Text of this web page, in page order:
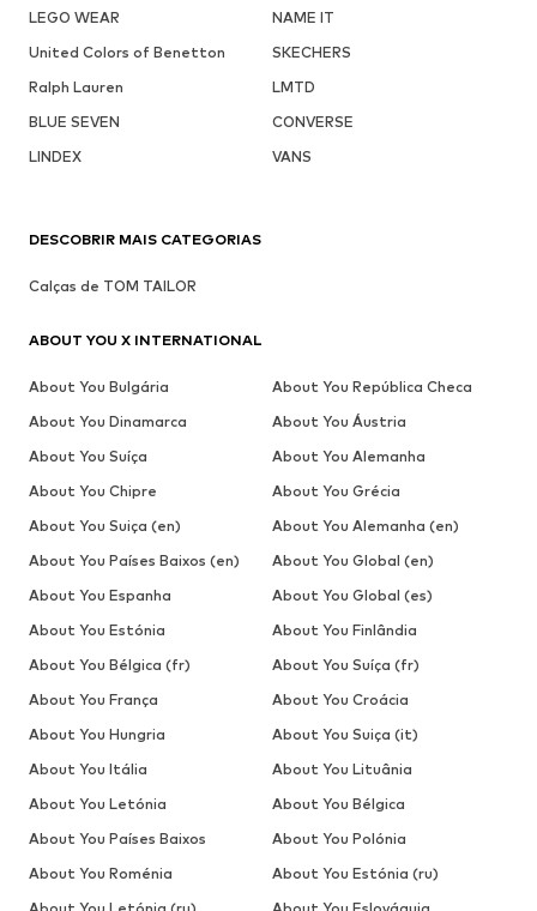
LEGO WEAR
NAME IT
United Colors of Benetton
SKECHERS
Ralph Lauren
LMTD
BLUE SEVEN
CONVERSE
LINDEX
VANS
DESCOBRIR MAIS CATEGORIAS
Calças de TOM TAILOR
ABOUT YOU X INTERNATIONAL
About You Bulgária
About You República Checa
About You Dinamarca
About You Áustria
About You Suíça
About You Alemanha
About You Chipre
About You Grécia
About You Suiça (en)
About You Alemanha (en)
About You Países Baixos (en)
About You Global (en)
About You Espanha
About You Global (es)
About You Estónia
About You Finlândia
About You Bélgica (fr)
About You Suíça (fr)
About You França
About You Croácia
About You Hungria
About You Suiça (it)
About You Itália
About You Lituânia
About You Letónia
About You Bélgica
About You Países Baixos
About You Polónia
About You Roménia
About You Estónia (ru)